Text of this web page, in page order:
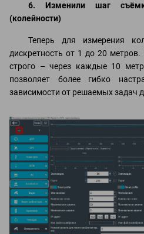
6. Изменили шаг
(колейности)
Теперь для измерения
дискретность от 1 до 20
строго – через каждые 10
позволяет более гибко
зависимости от решаемых задач